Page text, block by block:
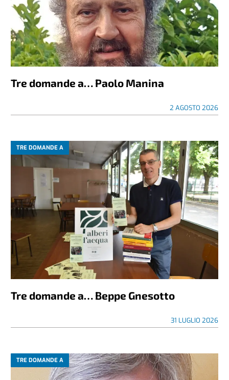
Tre domande a… Paolo Manina
2 AGOSTO 2026
TRE DOMANDE A
Tre domande a… Beppe Gnesotto
31 LUGLIO 2026
TRE DOMANDE A